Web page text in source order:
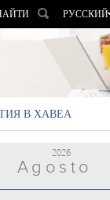
РУССКИЙ
ESPAÑOL
VALENCIÀ
В ХАВЕА
2026
Agosto